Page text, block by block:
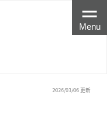
Menu
2026/03/06 更新